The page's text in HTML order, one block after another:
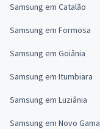
Samsung em Catalão
Samsung em Formosa
Samsung em Goiânia
Samsung em Itumbiara
Samsung em Luziânia
Samsung em Novo Gama